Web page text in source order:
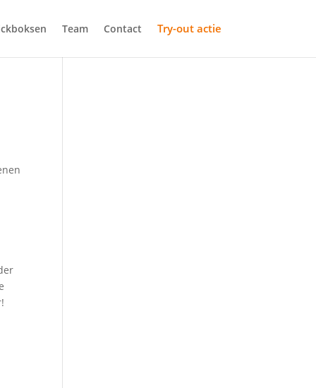
Team Contact Try-out actie